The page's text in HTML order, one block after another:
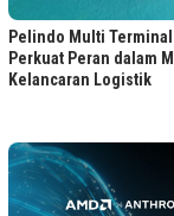
Pelindo Multi
Perkuat Peran dalam
Kelancaran Logistik